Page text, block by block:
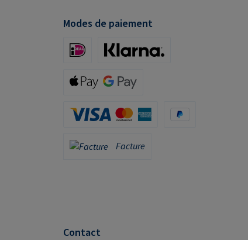
Modes de paiement
Facture
Facture
Contact